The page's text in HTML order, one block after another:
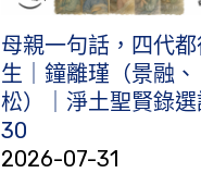
母親一句話，四代都
生｜鐘離瑾（景融、
松）｜淨土聖賢錄選
30
2026-07-31